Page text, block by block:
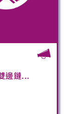
邊鏈...